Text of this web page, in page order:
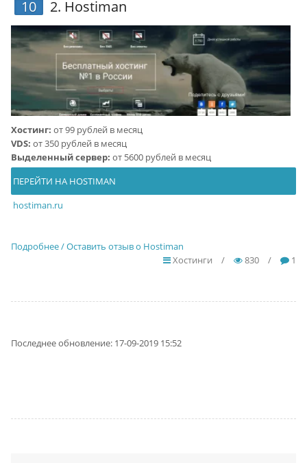
10 2. Hostiman
Хостинг: от 99 рублей в месяц
VDS: от 350 рублей в месяц
Выделенный сервер: от 5600 рублей в месяц
ПЕРЕЙТИ НА HOSTIMAN
hostiman.ru
Подробнее / Оставить отзыв о Hostiman
Хостинги
/ 830 / 1
Последнее обновление: 17-09-2019 15:52